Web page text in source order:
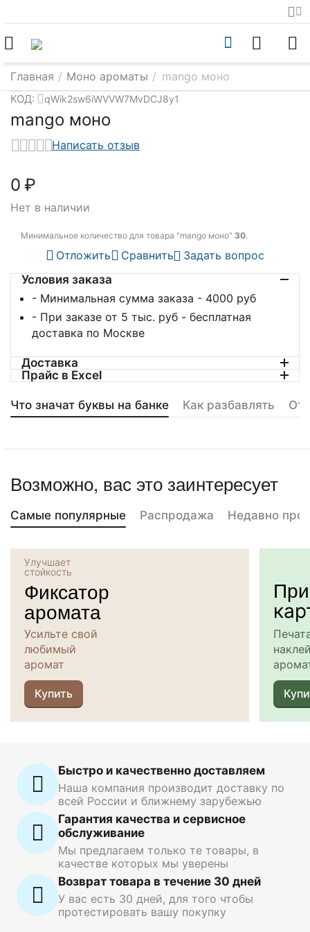
Главная / Моно ароматы / mango моно
КОД: qWik2sw6iWVVW7MvDCJ8y1
mango моно
Написать отзыв
‍0‍ ₽
Нет в наличии
Минимальное количество для товара "mango моно" 30.
Отложить Сравнить
Задать вопрос
Условия заказа
- Минимальная сумма заказа - 4000 руб
- При заказе от 5 тыс. руб - бесплатная
доставка по Москве
Доставка
Прайс в Excel
Что значат буквы на банке Как разбавлять
Возможно, вас это заинтересует
Самые популярные Распродажа Недавно
Улучшает
стойкость
Фиксатор
аромата
Усильте свой
любимый
аромат
Купить
Быстро и качественно доставляем
Наша компания производит доставку по
всей России и ближнему зарубежью
Гарантия качества и сервисное
обслуживание
Мы предлагаем только те товары, в
качестве которых мы уверены
Возврат товара в течение 30 дней
У вас есть 30 дней, для того чтобы
протестировать вашу покупку